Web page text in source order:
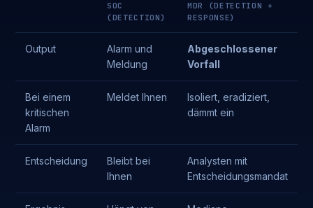
SOC
(DETECTION)
MDR (DETECTION +
RESPONSE)
Output
Alarm und
Meldung
Abgeschlossener
Vorfall
Bei einem
kritischen
Alarm
Meldet Ihnen
Isoliert, eradiziert,
dämmt ein
Entscheidung
Bleibt bei
Ihnen
Analysten mit
Entscheidungsmandat